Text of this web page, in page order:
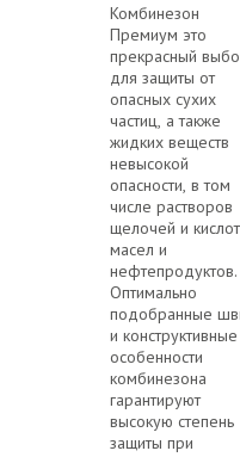
Комбинезон
Премиум это
прекрасный
для защиты от
опасных сухих
частиц, а также
жидких веществ
невысокой
опасности, в том
числе растворов
щелочей и
масел и
нефтепродуктов.
Оптимально
подобранные
и конструктивные
особенности
комбинезона
гарантируют
высокую степень
защиты при